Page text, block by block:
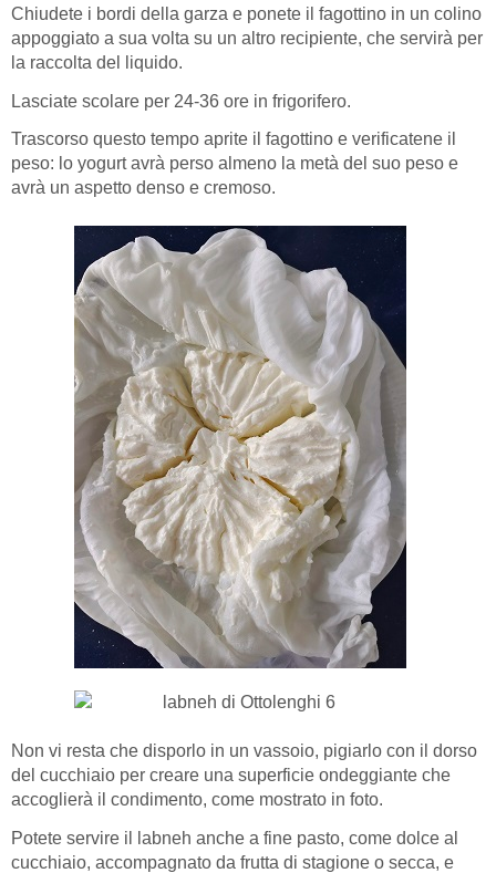
Chiudete i bordi della garza e ponete il fagottino in un colino
appoggiato a sua volta su un altro recipiente, che servirà per
la raccolta del liquido.
Lasciate scolare per 24-36 ore in frigorifero.
Trascorso questo tempo aprite il fagottino e verificatene il
peso: lo yogurt avrà perso almeno la metà del suo peso e
avrà un aspetto denso e cremoso.
Non vi resta che disporlo in un vassoio, pigiarlo con il dorso
del cucchiaio per creare una superficie ondeggiante che
accoglierà il condimento, come mostrato in foto.
Potete servire il labneh anche a fine pasto, come dolce al
cucchiaio, accompagnato da frutta di stagione o secca, e